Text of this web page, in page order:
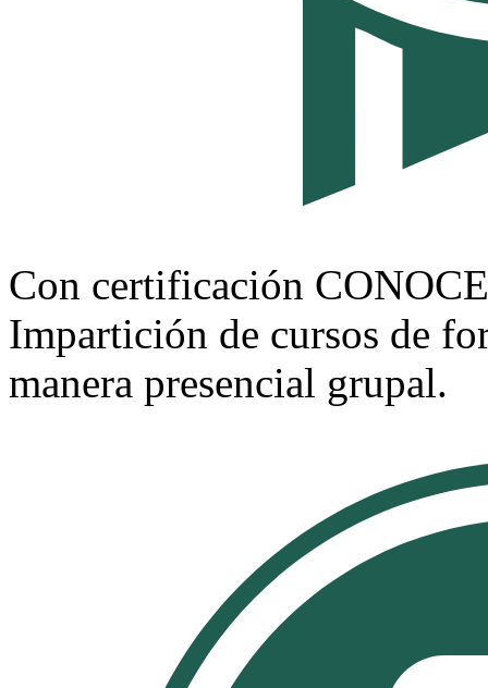
Con certificación
Impartición de cursos de
manera presencial grupal.